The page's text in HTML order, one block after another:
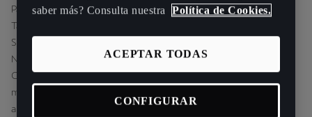
Para lograr una conducción todavía más eficiente del CUPRA
Tavascan, los participantes contaron con los consejos de Ángel
Suárez, Gerente de física de vehículo de CUPRA, y María García
Navas, responsable de aerodinámica, CO y prestaciones de
CUPRA. Ambos expertos compartieron diferentes técnicas de
mejora de la autonomía como son: suavidad en la aceleración,
aprovechamiento de la frenada regenerativa haciendo uso de las
saber más? Consulta nuestra
Política de Cookies.
ACEPTAR TODAS
CONFIGURAR